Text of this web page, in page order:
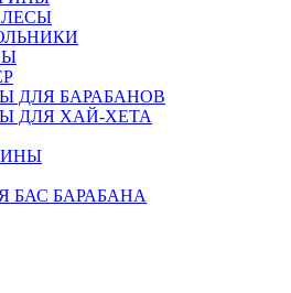
ДЛЯ БАРАБАНОВ
ДЛЯ ХАЙ-ХЕТА
БАС БАРАБАНА